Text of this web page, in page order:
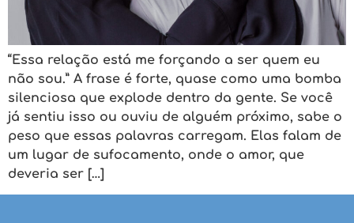
“Essa relação está me forçando a ser quem eu
não sou.” A frase é forte, quase como uma bomba
silenciosa que explode dentro da gente. Se você
já sentiu isso ou ouviu de alguém próximo, sabe o
peso que essas palavras carregam. Elas falam de
um lugar de sufocamento, onde o amor, que
deveria ser […]